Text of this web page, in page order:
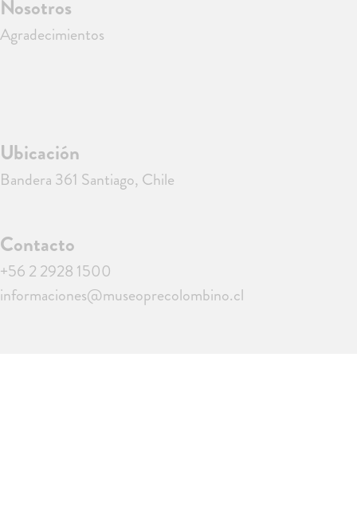
Nosotros
Agradecimientos
Ubicación
Bandera 361 Santiago, Chile
Contacto
+56 2 2928 1500
informaciones@museoprecolombino.cl